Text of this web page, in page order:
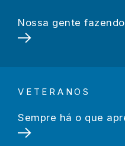
Nossa gente
VETERANOS
Sempre há o que